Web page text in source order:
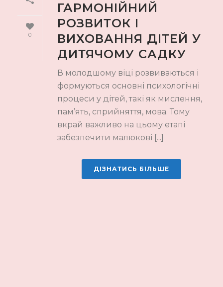
0
ГАРМОНІЙНИЙ
РОЗВИТОК І
ВИХОВАННЯ ДІТЕЙ У
ДИТЯЧОМУ САДКУ
В молодшому віці розвиваються і
формуються основні психологічні
процеси у дітей, такі як мислення,
пам’ять, сприйняття, мова. Тому
вкрай важливо на цьому етапі
забезпечити малюкові [...]
ДІЗНАТИСЬ БІЛЬШЕ